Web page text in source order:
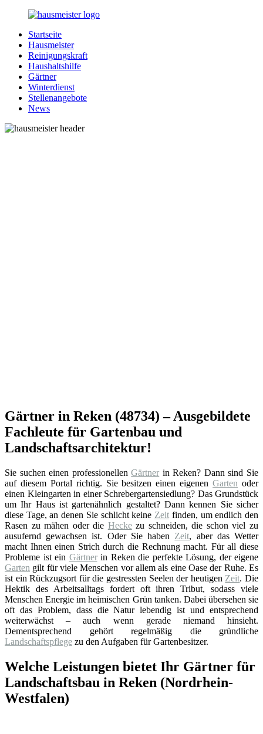
Zurück
Inhalt
Hausmeister.de
Alles
rund
Ihren
Haushalt
Startseite
Hausmeister
Reinigungskraft
Haushaltshilfe
Gärtner
Winterdienst
Stellenangebote
News
Gärtner in Reken (48734) – Ausgebildete
Fachleute für Gartenbau und
Landschaftsarchitektur!
Sie suchen einen professionellenGärtner in Reken? Dann sind Sie
auf diesem Portal richtig. Sie besitzen einen eigenenGarten oder
einen Kleingarten in einer Schrebergartensiedlung? Das Grundstück
um Ihr Haus ist gartenähnlich gestaltet? Dann kennen Sie sicher
diese Tage, an denen Sie schlicht keine Zeit finden, um endlich den
Rasen zu mähen oder die Heckezu schneiden, die schon viel zu
ausufernd gewachsen ist. Oder Sie haben Zeit, aber das Wetter
macht Ihnen einen Strich durch die Rechnung macht. Für all diese
Probleme ist ein Gärtnerin Reken die perfekte Lösung, der eigene
Garten gilt für viele Menschen vor allem als eine Oase der Ruhe. Es
ist ein Rückzugsort für die gestressten Seelen der heutigen Zeit. Die
Hektik des Arbeitsalltags fordert oft ihren Tribut, sodass viele
Menschen Energie im heimischen Grün tanken. Dabei übersehen sie
oft das Problem, dass die Natur lebendig ist und entsprechend
weiterwächst – auch wenn gerade niemand hinsieht.
Dementsprechend gehört regelmäßig die gründliche
Landschaftspflege zu den Aufgaben für Gartenbesitzer.
Welche Leistungen bietet Ihr Gärtner für
Landschaftsbau in Reken (Nordrhein-
Westfalen)